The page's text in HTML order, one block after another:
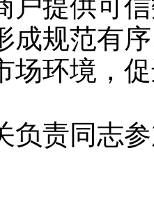
户提供可
成规范有
场环境，
责同志参